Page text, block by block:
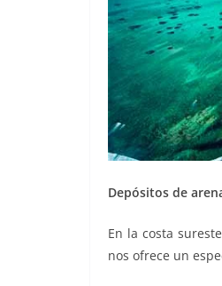
Depósitos de
En la costa
nos ofrece un